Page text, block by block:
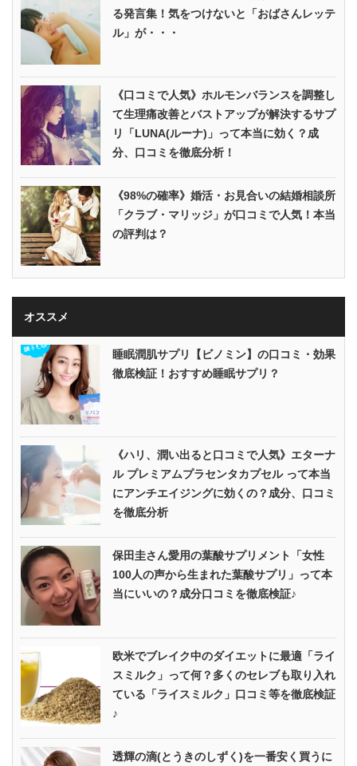
る発言集！気をつけないと「おばさんレッテ
ル」が・・・
《口コミで人気》ホルモンバランスを調整し
て生理痛改善とバストアップが解決するサプ
リ「LUNA(ルーナ)」って本当に効く？成
分、口コミを徹底分析！
《98%の確率》婚活・お見合いの結婚相談所
「クラブ・マリッジ」が口コミで人気！本当
の評判は？
オススメ
睡眠潤肌サプリ【ビノミン】の口コミ・効果
徹底検証！おすすめ睡眠サプリ？
《ハリ、潤い出ると口コミで人気》エターナ
ル プレミアムプラセンタカプセル って本当
にアンチエイジングに効くの？成分、口コミ
を徹底分析
保田圭さん愛用の葉酸サプリメント「女性
100人の声から生まれた葉酸サプリ」って本
当にいいの？成分口コミを徹底検証♪
欧米でブレイク中のダイエットに最適「ライ
スミルク」って何？多くのセレブも取り入れ
ている「ライスミルク」口コミ等を徹底検証
♪
透輝の滴(とうきのしずく)を一番安く買うに